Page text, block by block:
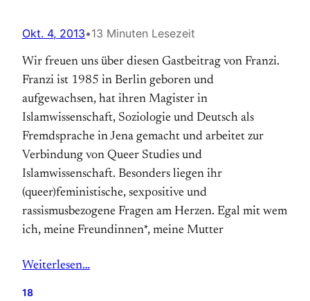
Okt. 4, 2013•13 Minuten Lesezeit
Wir freuen uns über diesen Gastbeitrag von Franzi.
Franzi ist 1985 in Berlin geboren und
aufgewachsen, hat ihren Magister in
Islamwissenschaft, Soziologie und Deutsch als
Fremdsprache in Jena gemacht und arbeitet zur
Verbindung von Queer Studies und
Islamwissenschaft. Besonders liegen ihr
(queer)feministische, sexpositive und
rassismusbezogene Fragen am Herzen. Egal mit wem
ich, meine Freundinnen*, meine Mutter
Weiterlesen…
18